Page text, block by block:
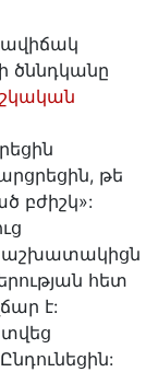
ծննդկանը
թե
բժիշկ»:
աշխատակիցն
հետ
է: